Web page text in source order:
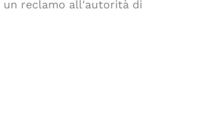
un reclamo all'autorità di